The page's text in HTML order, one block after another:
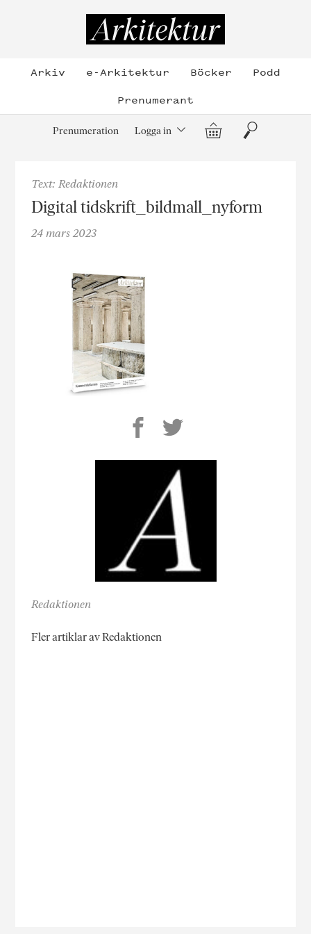
Arkiv e-Arkitektur Böcker
Podd
Prenumerant
Prenumeration Logga in Varukorg
Sök
Text: Redaktionen
Digital tidskrift_bildmall_nyform
24 mars 2023
Redaktionen
Fler artiklar av Redaktionen